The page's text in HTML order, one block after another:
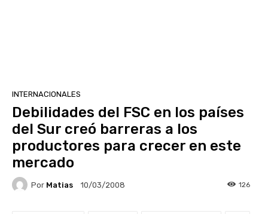
INTERNACIONALES
Debilidades del FSC en los países
del Sur creó barreras a los
productores para crecer en este
mercado
Por Matias 10/03/2008 126